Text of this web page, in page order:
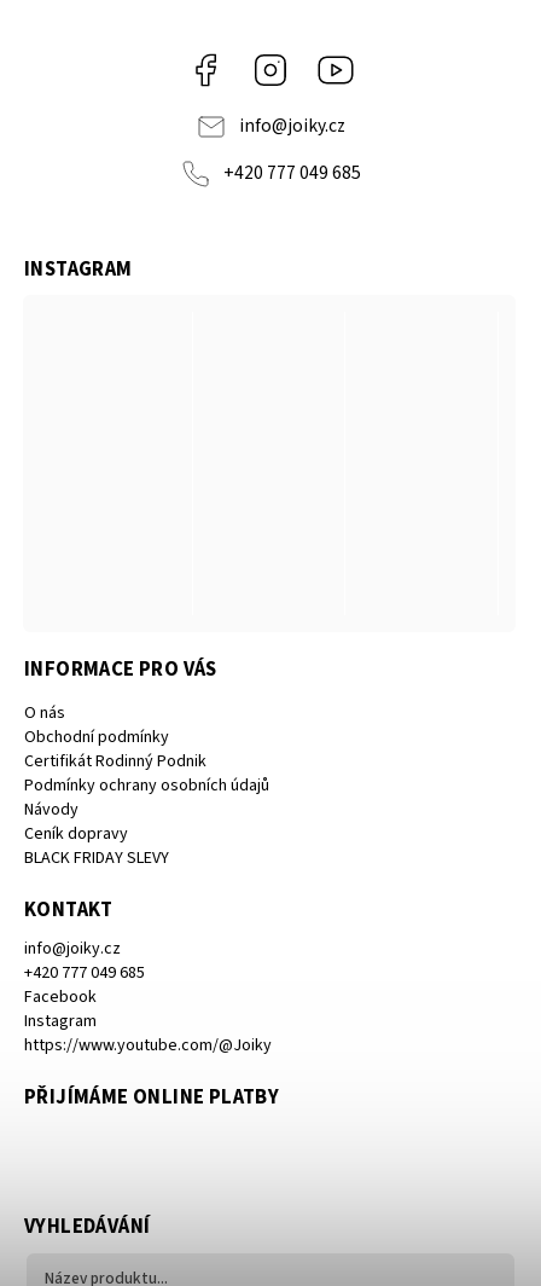
Facebook Instagram
info@joiky.cz
+420 777 049 685
INFORMACE PRO VÁS
O nás
Obchodní podmínky
Certifikát Rodinný Podnik
Podmínky ochrany osobních údajů
Návody
Ceník dopravy
BLACK FRIDAY SLEVY
KONTAKT
info@joiky.cz
+420 777 049 685
Facebook
Instagram
https://www.youtube.com/@Joiky
PŘIJÍMÁME ONLINE PLATBY
INSTAGRAM
VYHLEDÁVÁNÍ